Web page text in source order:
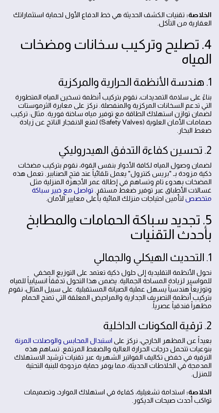
الخلاصة: تقنيات الكشف الحديثة هي خط الدفاع الأول لحماية استثماراتك
العقارية من التآكل.
4. تصليح وتركيب سخانات ومضخات
المياه
1. هندسة الأنظمة الحرارية والمركزية
بناءً على سلامة التمديدات، نقوم بتركيب أنظمة تسخين المياه المتطورة
التي تدعم السخانات المركزية والمنفصلة. نركز على معايرة الثرموستات
لضمان توازن استهلاك الطاقة مع توفير مياه ساخنة فورية. مثال: تركيب
صمامات الأمان العلوية (Safety Valves) لمنع الانفجار الناتج عن زيادة
ضغط البخار.
2. تحسين كفاءة التدفق الهيدروليكي
لضمان وصول المياه لكافة الأدوار بنفس القوة، نقوم بتركيب مضخات
ذكية مزودة بـ "بريس كنترول" يعمل تلقائياً عند فتح الصنابير. تعمل هذه
المضخات بهدوء تام وتساهم في إطالة عمر الأجهزة المنزلية مثل
غسالات الأطباق عبر توفير ضغط مستقر. تواصل مع خبير سباكة
متخصص لتأمين احتياجات منزلك المائية بأعلى معايير الأمان.
5. تجديد سباكة الحمامات والمطابخ
بأحدث التقنيات
1. التحديث الهيكلي والجمالي
نحول الأنظمة التقليدية إلى حلول ذكية تعتمد على التوزيع المخفي
للمواسير لزيادة المساحة الجمالية. يضمن هذا التحول تدفقاً انسيابياً للمياه
وتوزيعاً هندسياً يسهل عملية الصيانة المستقبلية. على سبيل المثال، نقوم
بتركيب أنظمة التصريف الجدارية والمراحيض المعلقة التي تمنح الحمام
مظهراً فندقياً عصرياً.
2. ترقية المكونات الداخلية
بعيداً عن المظهر الخارجي، نركز على استبدال المحابس والوصلات المرنة
بنوعيات تتحمل درجات الحرارة العالية والضغط المرتفع. تساهم هذه
الترقية في خفض تكاليف الفواتير الشهرية عبر تقنيات ترشيد الاستهلاك
المدمجة في الخلاطات الحديثة، مما يوفر حماية مزدوجة للبنية التحتية
للمنزل.
الخلاصة: استدامة تشغيلية، كفاءة في استهلاك الموارد، وتصميمات
تواكب أحدث صيحات الديكور.